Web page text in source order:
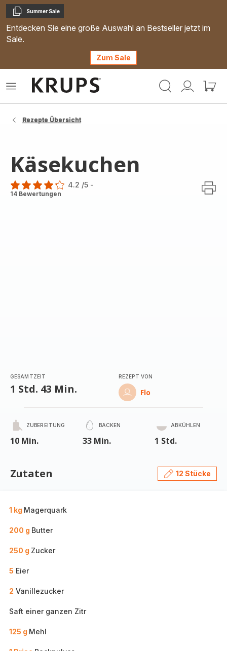
Kopieren
Summer Sale
Entdecken Sie eine große Auswahl an Bestseller jetzt im
Sale.
Zum Sale
Mein
Mein
Das
Rezepte Übersicht
Käsekuchen
ratings.4.2
4.2 /5 -
14 Bewertungen
GESAMTZEIT
1 Std. 43 Min.
REZEPT VON
Flo
ZUBEREITUNG
10 Min.
BACKEN
33 Min.
ABKÜHLEN
1 Std.
Zutaten 12 Stücke
1 kg Magerquark
200 g Butter
250 g Zucker
5 Eier
2 Vanillezucker
Saft einer ganzen Zitr
125 g Mehl